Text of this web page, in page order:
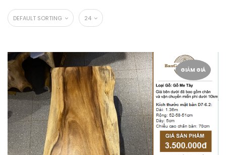
DEFAULT SORTING 24
GIẢM GIÁ